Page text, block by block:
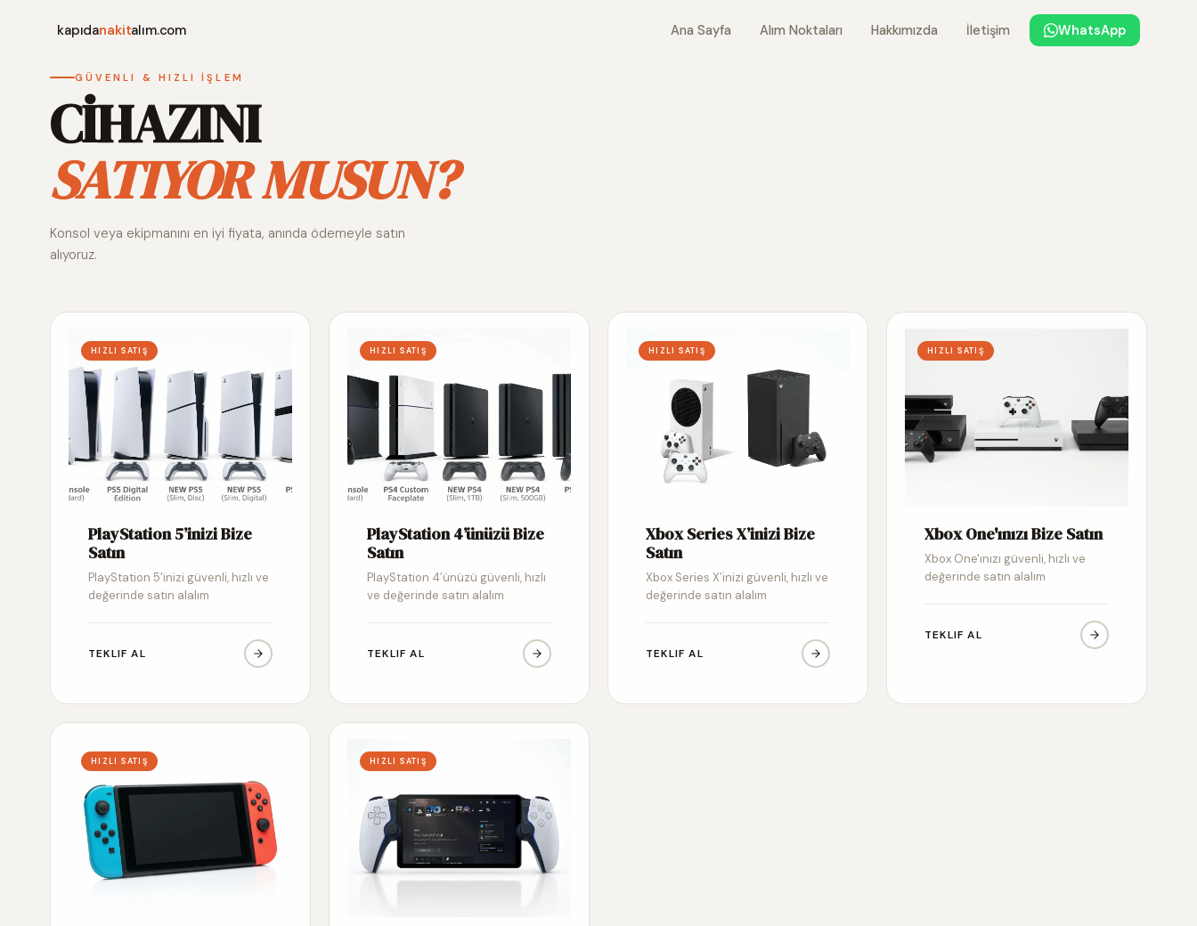
kapıdanakitalım.com Ana Sayfa Alım Noktaları Hakkımızda İletişim WhatsApp
GÜVENLI & HIZLI İŞLEM
CİHAZINI
SATIYOR MUSUN?
Konsol veya ekipmanını en iyi fiyata, anında ödemeyle satın
alıyoruz.
HIZLI SATIŞ
PlayStation 5’inizi Bize
Satın
PlayStation 5’inizi güvenli, hızlı ve
değerinde satın alalım
TEKLIF AL
HIZLI SATIŞ
PlayStation 4’ünüzü Bize
Satın
PlayStation 4’ünüzü güvenli, hızlı
ve değerinde satın alalım
TEKLIF AL
HIZLI SATIŞ
Xbox Series X’inizi Bize
Satın
Xbox Series X’inizi güvenli, hızlı ve
değerinde satın alalım
TEKLIF AL
HIZLI SATIŞ
Xbox One'ınızı Bize Satın
Xbox One'ınızı güvenli, hızlı ve
değerinde satın alalım
TEKLIF AL
HIZLI SATIŞ HIZLI SATIŞ